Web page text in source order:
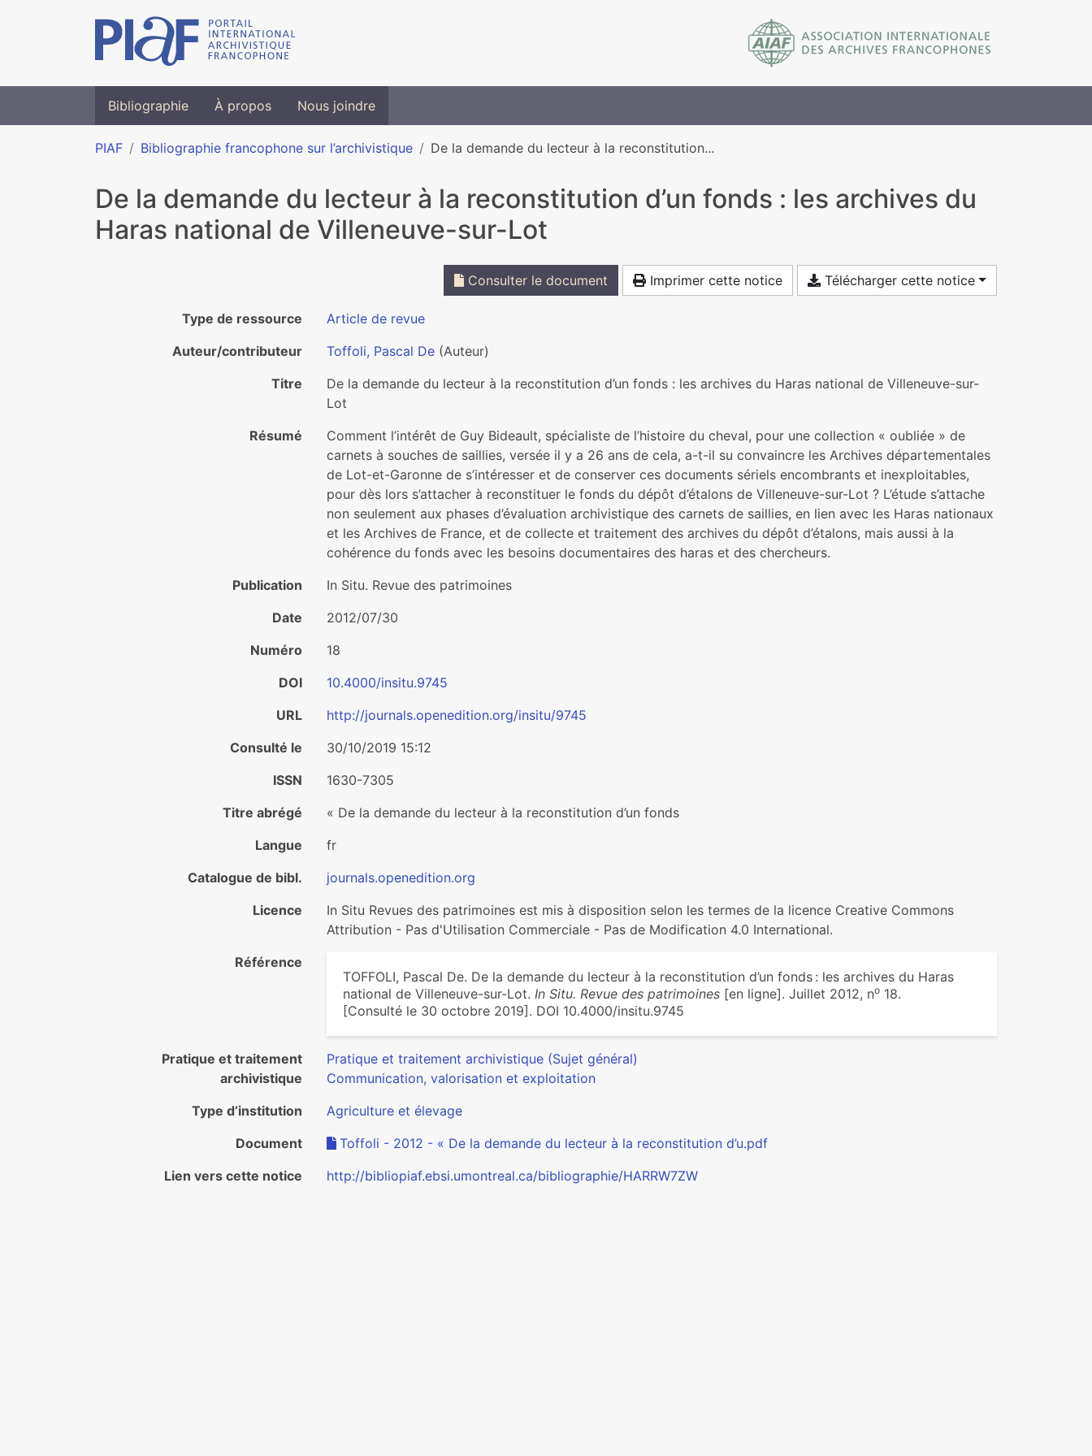
Bibliographie À propos Nous joindre
PIAF Bibliographie francophone sur l’archivistique De la demande du lecteur à la reconstitution...
De la demande du lecteur à la reconstitution d’un fonds : les archives du
Haras national de Villeneuve-sur-Lot
Consulter le document Imprimer cette notice Télécharger cette notice
Type de ressource
Article de revue
Auteur/contributeur
Toffoli, Pascal De (Auteur)
Titre
De la demande du lecteur à la reconstitution d’un fonds : les archives du Haras national de Villeneuve-sur-
Lot
Résumé
Comment l’intérêt de Guy Bideault, spécialiste de l’histoire du cheval, pour une collection « oubliée » de
carnets à souches de saillies, versée il y a 26 ans de cela, a-t-il su convaincre les Archives départementales
de Lot-et-Garonne de s’intéresser et de conserver ces documents sériels encombrants et inexploitables,
pour dès lors s’attacher à reconstituer le fonds du dépôt d’étalons de Villeneuve-sur-Lot ? L’étude s’attache
non seulement aux phases d’évaluation archivistique des carnets de saillies, en lien avec les Haras nationaux
et les Archives de France, et de collecte et traitement des archives du dépôt d’étalons, mais aussi à la
cohérence du fonds avec les besoins documentaires des haras et des chercheurs.
Publication
In Situ. Revue des patrimoines
Date
2012/07/30
Numéro
18
DOI
10.4000/insitu.9745
URL
http://journals.openedition.org/insitu/9745
Consulté le
30/10/2019 15:12
ISSN
1630-7305
Titre abrégé
« De la demande du lecteur à la reconstitution d’un fonds
Langue
fr
Catalogue de bibl.
journals.openedition.org
Licence
In Situ Revues des patrimoines est mis à disposition selon les termes de la licence Creative Commons
Attribution - Pas d'Utilisation Commerciale - Pas de Modification 4.0 International.
Référence
TOFFOLI, Pascal De. De la demande du lecteur à la reconstitution d’un fonds : les archives du Haras
national de Villeneuve-sur-Lot. In Situ. Revue des patrimoines [en ligne]. Juillet 2012, no 18.
[Consulté le 30 octobre 2019]. DOI 10.4000/insitu.9745
Pratique et traitement
archivistique
Pratique et traitement archivistique (Sujet général)
Communication, valorisation et exploitation
Type d’institution
Agriculture et élevage
Document
Toffoli - 2012 - « De la demande du lecteur à la reconstitution d’u.pdf
Lien vers cette notice
http://bibliopiaf.ebsi.umontreal.ca/bibliographie/HARRW7ZW